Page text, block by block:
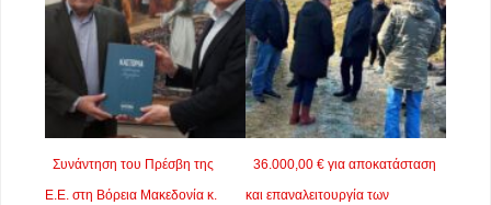
Συνάντηση του Πρέσβη της
Ε.Ε. στη Βόρεια Μακεδονία κ.
36.000,00 € για αποκατάσταση
και επαναλειτουργία των